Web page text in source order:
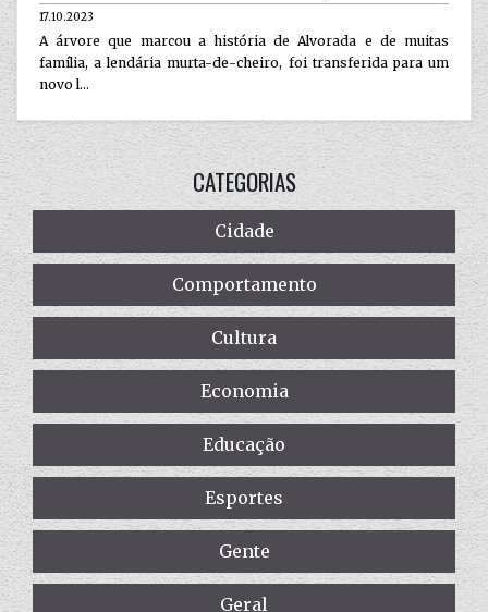
17.10.2023
A árvore que marcou a história de Alvorada e de muitas
família, a lendária murta-de-cheiro, foi transferida para um
novo l...
CATEGORIAS
Cidade
Comportamento
Cultura
Economia
Educação
Esportes
Gente
Geral